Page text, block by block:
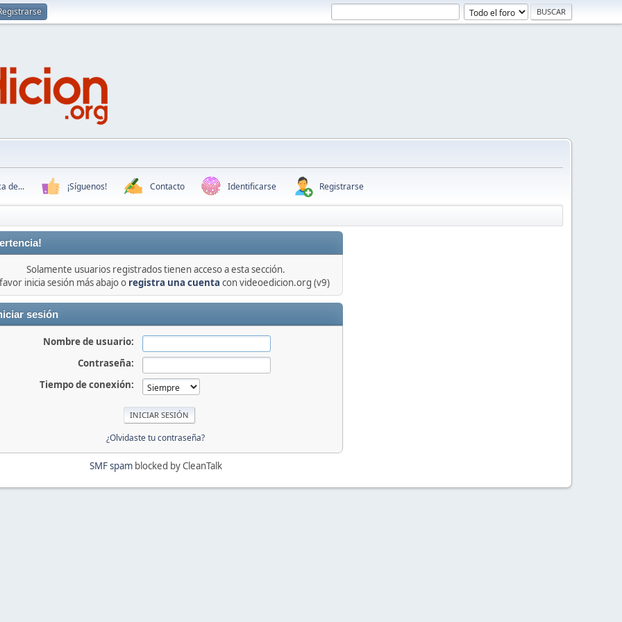
de... ¡Síguenos! Contacto Identificarse Registrarse
Solamente usuarios registrados tienen acceso a esta sección.
inicia sesión más abajo o registra una cuenta con videoedicion.org (v9)
sesión
Nombre de usuario:
Contraseña:
Tiempo de conexión:
¿Olvidaste tu contraseña?
SMF spamblocked by CleanTalk